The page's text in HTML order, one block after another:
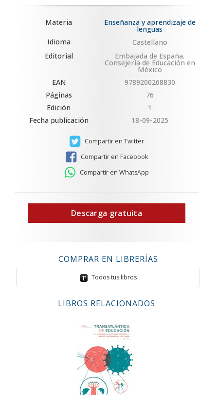
Materia Enseñanza y aprendizaje de
lenguas
Idioma
Castellano
Editorial
Embajada de España.
Consejería de Educación en
México
EAN
9789200268830
Páginas
76
Edición
1
Fecha publicación
18-09-2025
Compartir en Twitter
Compartir en Facebook
Compartir en WhatsApp
Descarga gratuita
COMPRAR EN LIBRERÍAS
Todos tus libros
LIBROS RELACIONADOS